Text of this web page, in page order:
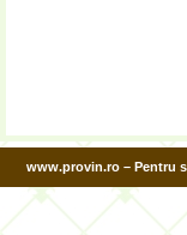
www.provin.ro – Pentru